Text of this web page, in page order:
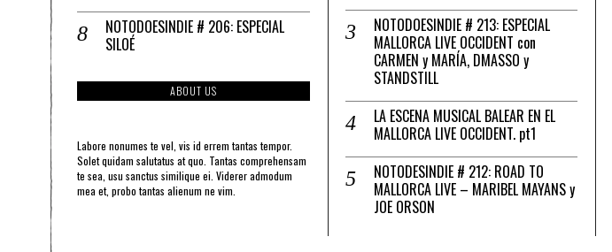
NOTODOESINDIE # 206: ESPECIAL
SILOÉ
ABOUT US
Labore nonumes te vel, vis id errem tantas tempor.
Solet quidam salutatus at quo. Tantas comprehensam
te sea, usu sanctus similique ei. Viderer admodum
mea et, probo tantas alienum ne vim.
NOTODOESINDIE # 213: ESPECIAL
MALLORCA LIVE OCCIDENT con
CARMEN y MARÍA, DMASSO y
STANDSTILL
LA ESCENA MUSICAL BALEAR EN EL
MALLORCA LIVE OCCIDENT. pt1
NOTODESINDIE # 212: ROAD TO
MALLORCA LIVE – MARIBEL MAYANS y
JOE ORSON